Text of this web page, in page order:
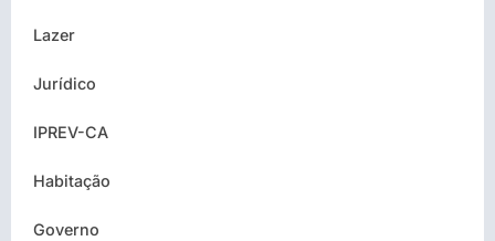
Lazer
Jurídico
IPREV-CA
Habitação
Governo